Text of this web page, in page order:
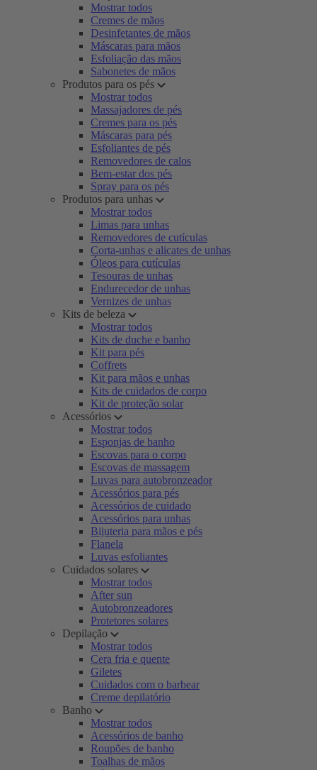
Mostrar todos
Cremes de mãos
Desinfetantes de mãos
Máscaras para mãos
Esfoliação das mãos
Sabonetes de mãos
Produtos para os pés
Mostrar todos
Massajadores de pés
Cremes para os pés
Máscaras para pés
Esfoliantes de pés
Removedores de calos
Bem-estar dos pés
Spray para os pés
Produtos para unhas
Mostrar todos
Limas para unhas
Removedores de cutículas
Corta-unhas e alicates de unhas
Óleos para cutículas
Tesouras de unhas
Endurecedor de unhas
Vernizes de unhas
Kits de beleza
Mostrar todos
Kits de duche e banho
Kit para pés
Coffrets
Kit para mãos e unhas
Kits de cuidados de corpo
Kit de proteção solar
Acessórios
Mostrar todos
Esponjas de banho
Escovas para o corpo
Escovas de massagem
Luvas para autobronzeador
Acessórios para pés
Acessórios de cuidado
Acessórios para unhas
Bijuteria para mãos e pés
Flanela
Luvas esfoliantes
Cuidados solares
Mostrar todos
After sun
Autobronzeadores
Protetores solares
Depilação
Mostrar todos
Cera fria e quente
Giletes
Cuidados com o barbear
Creme depilatório
Banho
Mostrar todos
Acessórios de banho
Roupões de banho
Toalhas de mãos